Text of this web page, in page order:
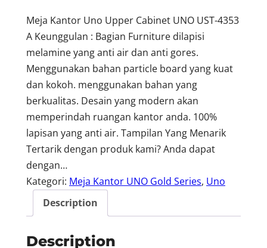
Meja Kantor Uno Upper Cabinet UNO UST-4353
A Keunggulan : Bagian Furniture dilapisi
melamine yang anti air dan anti gores.
Menggunakan bahan particle board yang kuat
dan kokoh. menggunakan bahan yang
berkualitas. Desain yang modern akan
memperindah ruangan kantor anda. 100%
lapisan yang anti air. Tampilan Yang Menarik
Tertarik dengan produk kami? Anda dapat
dengan…
Kategori: Meja Kantor UNO Gold Series, Uno
Description
Description